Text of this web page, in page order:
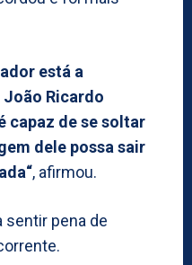
está a
Ricardo
capaz de se soltar
dele possa sair
, afirmou.
sentir pena de